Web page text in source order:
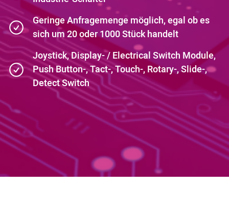
Geringe Anfragemenge möglich, egal ob es
sich um 20 oder 1000 Stück handelt
Joystick, Display- / Electrical Switch Module,
Push Button-, Tact-, Touch-, Rotary-, Slide-,
Detect Switch
Blog
Kontakt
Kundenbereich